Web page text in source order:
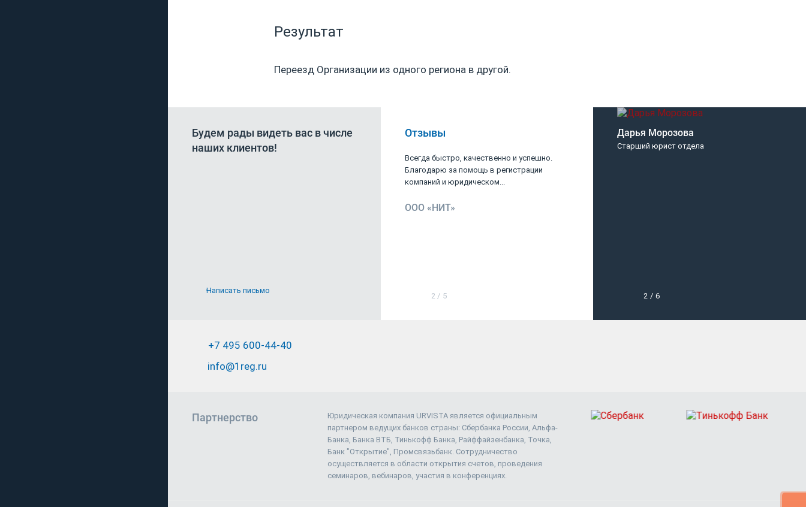
Результат
Переезд Организации из одного региона в другой.
Будем рады видеть вас в числе
наших клиентов!
Написать письмо
Отзывы
Всегда быстро, качественно и успешно.
Благодарю за помощь в регистрации
компаний и юридическом...
ООО «НИТ»
2 / 5
Татьяна Орлова Дарья Морозова
Старший юрист отдела
2 / 6
+7 495 600-44-40
info@1reg.ru
Партнерство
Юридическая компания URVISTA является официальным
партнером ведущих банков страны: Сбербанка России, Альфа-
Банка, Банка ВТБ, Тинькофф Банка, Райффайзенбанка, Точка,
Банк "Открытие", Промсвязьбанк. Сотрудничество
осуществляется в области открытия счетов, проведения
семинаров, вебинаров, участия в конференциях.